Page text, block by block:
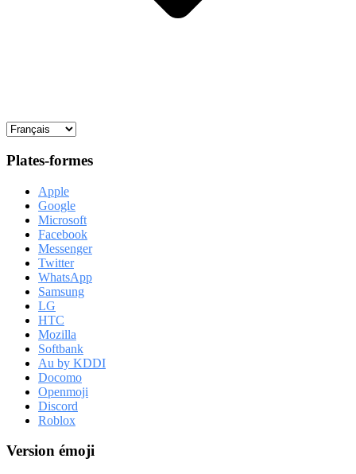
Plates-formes
Apple
Google
Microsoft
Facebook
Messenger
Twitter
WhatsApp
Samsung
LG
HTC
Mozilla
Softbank
Au by KDDI
Docomo
Openmoji
Discord
Roblox
Version émoji